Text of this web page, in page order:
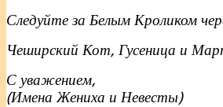
Следуйте за Белым Кроликом
Чеширский Кот, Гусеница и
С уважением,
(Имена Жениха и Невесты)